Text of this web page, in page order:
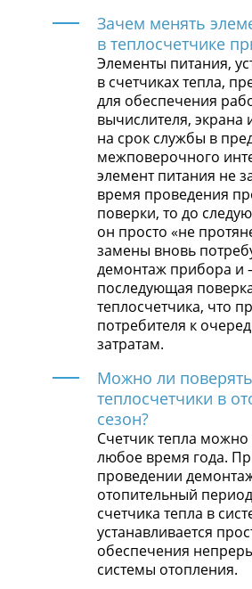
Зачем менять
в теплосчетчике
Элементы питания,
в счетчиках тепла,
для обеспечения
вычислителя, экрана
на срок службы в
межповерочного
элемент питания не
время проведения
поверки, то до
он просто «не
замены вновь
демонтаж прибора и
последующая
теплосчетчика, что
потребителя к
затратам.
Можно ли поверять
теплосчетчики в
сезон?
Счетчик тепла можно
любое время года.
проведении
отопительный
счетчика тепла в
устанавливается
обеспечения
системы отопления.